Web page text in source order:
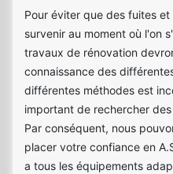
Pour éviter que des fuites
survenir au moment où l'on
travaux de rénovation
connaissance des
différentes méthodes est
important de rechercher
Par conséquent, nous
placer votre confiance en
a tous les équipements